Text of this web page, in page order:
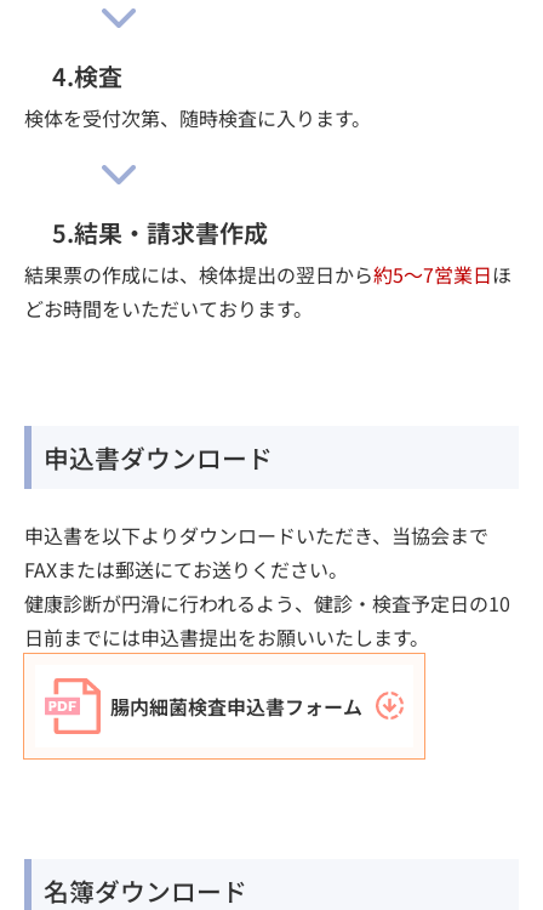
4.検査
検体を受付次第、随時検査に入ります。
5.結果・請求書作成
結果票の作成には、検体提出の翌日から約5～7営業日ほ
どお時間をいただいております。
申込書ダウンロード
申込書を以下よりダウンロードいただき、当協会まで
FAXまたは郵送にてお送りください。
健康診断が円滑に⾏われるよう、健診‧検査予定⽇の10
⽇前までには申込書提出をお願いいたします。
腸内細菌検査申込書フォーム
名簿ダウンロード